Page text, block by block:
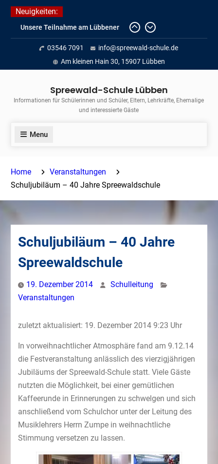
Skip
content
Neuigkeiten:
Unsere Teilnahme am Lübbener
Insellauf 2026
Fortführung des verkürzten
Unterrichts aufgrund der hohen
Temperaturen (22.06. bis
Journalismus hautnah
03546 7091
info@spreewald-schule.de
Am kleinen Hain 30, 15907 Lübben
Spreewald-Schule Lübben
Informationen für Schülerinnen und Schüler, Eltern, Lehrkräfte, Ehemalige
und interessierte Gäste
Menu
Home
Veranstaltungen
Schuljubiläum – 40 Jahre Spreewaldschule
Schuljubiläum – 40 Jahre
Spreewaldschule
19. Dezember 2014
Schulleitung
Veranstaltungen
zuletzt aktualisiert: 19. Dezember 2014 9:23 Uhr
In vorweihnachtlicher Atmosphäre fand am 9.12.14
die Festveranstaltung anlässlich des vierzigjährigen
Jubiläums der Spreewald-Schule statt. Viele Gäste
nutzten die Möglichkeit, bei einer gemütlichen
Kaffeerunde in Erinnerungen zu schwelgen und sich
anschließend vom Schulchor unter der Leitung des
Musiklehrers Herrn Zumpe in weihnachtliche
Stimmung versetzen zu lassen.